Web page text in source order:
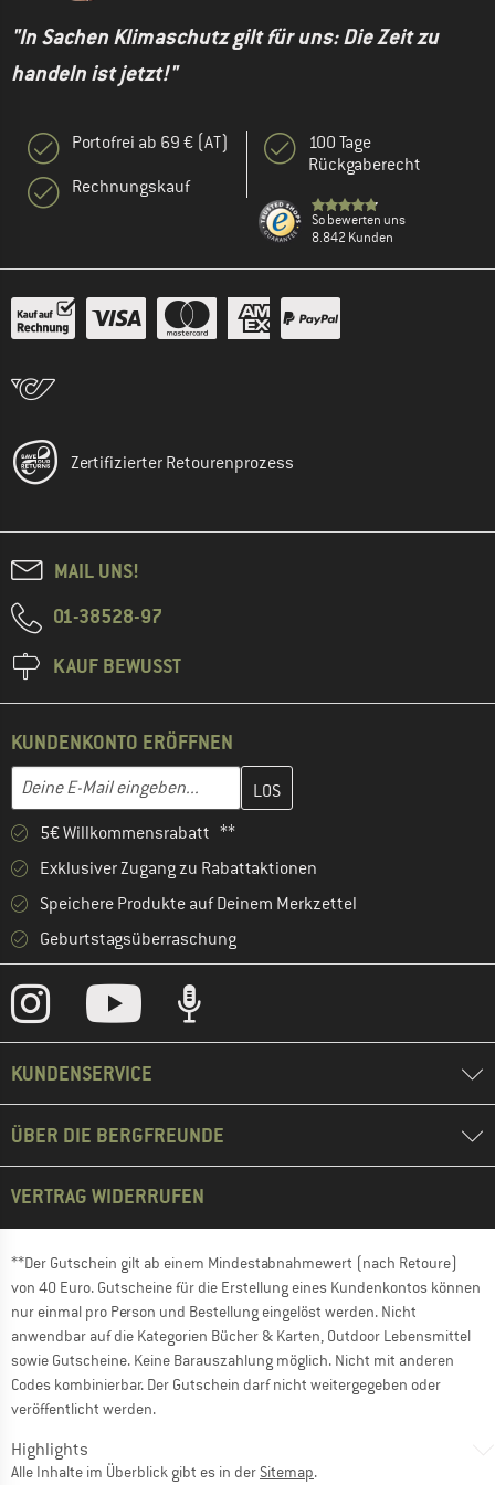
"In Sachen Klimaschutz gilt für uns: Die Zeit zu
handeln ist jetzt!"
Portofrei ab 69 € (AT)
Rechnungskauf
100 Tage
Rückgaberecht
So bewerten uns
8.842 Kunden
Zertifizierter Retourenprozess
MAIL UNS!
01-38528-97
KAUF BEWUSST
KUNDENKONTO ERÖFFNEN
E-Mail-Adresse
Gib hier deine E-Mail-Adresse ein und erstelle im nächsten
5€ Willkommensrabatt **
Exklusiver Zugang zu Rabattaktionen
Speichere Produkte auf Deinem Merkzettel
Geburtstagsüberraschung
KUNDENSERVICE
ÜBER DIE BERGFREUNDE
VERTRAG WIDERRUFEN
**Der Gutschein gilt ab einem Mindestabnahmewert (nach Retoure)
von 40 Euro. Gutscheine für die Erstellung eines Kundenkontos können
nur einmal pro Person und Bestellung eingelöst werden. Nicht
anwendbar auf die Kategorien Bücher & Karten, Outdoor Lebensmittel
sowie Gutscheine. Keine Barauszahlung möglich. Nicht mit anderen
Codes kombinierbar. Der Gutschein darf nicht weitergegeben oder
veröffentlicht werden.
Highlights
Alle Inhalte im Überblick gibt es in der Sitemap.